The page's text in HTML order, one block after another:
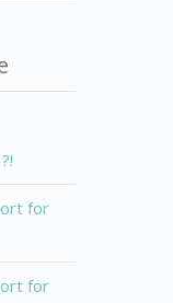
for
for